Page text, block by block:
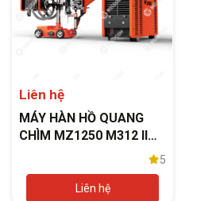
Liên hệ
MÁY HÀN HỒ QUANG
CHÌM MZ1250 M312 II
5
Liên hệ